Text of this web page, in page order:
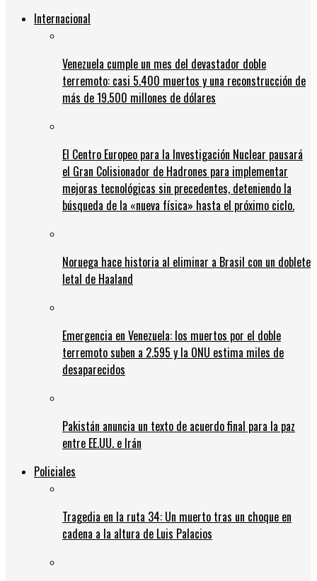
Internacional
Venezuela cumple un mes del devastador doble
terremoto: casi 5.400 muertos y una reconstrucción de
más de 19.500 millones de dólares
El Centro Europeo para la Investigación Nuclear pausará
el Gran Colisionador de Hadrones para implementar
mejoras tecnológicas sin precedentes, deteniendo la
búsqueda de la «nueva física» hasta el próximo ciclo.
Noruega hace historia al eliminar a Brasil con un doblete
letal de Haaland
Emergencia en Venezuela: los muertos por el doble
terremoto suben a 2.595 y la ONU estima miles de
desaparecidos
Pakistán anuncia un texto de acuerdo final para la paz
entre EE.UU. e Irán
Policiales
Tragedia en la ruta 34: Un muerto tras un choque en
cadena a la altura de Luis Palacios